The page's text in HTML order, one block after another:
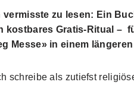
zu lesen: Ein
kostbares Gratis-Ritual –
Messe» in einem
schreibe als zutiefst